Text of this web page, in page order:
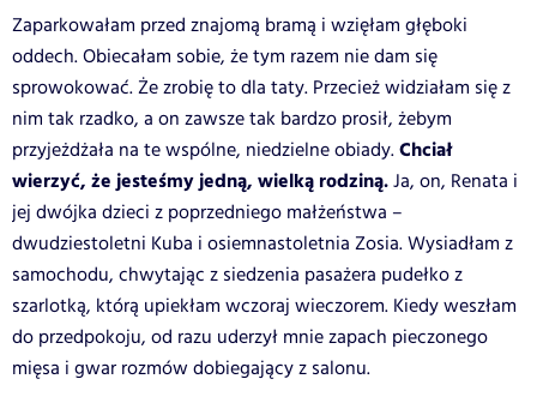
Zaparkowałam przed znajomą bramą i wzięłam głęboki
oddech. Obiecałam sobie, że tym razem nie dam się
sprowokować. Że zrobię to dla taty. Przecież widziałam się z
nim tak rzadko, a on zawsze tak bardzo prosił, żebym
przyjeżdżała na te wspólne, niedzielne obiady.Chciał
wierzyć, że jesteśmy jedną, wielką rodziną.Ja, on, Renata i
jej dwójka dzieci z poprzedniego małżeństwa –
dwudziestoletni Kuba i osiemnastoletnia Zosia. Wysiadłam z
samochodu, chwytając z siedzenia pasażera pudełko z
szarlotką, którą upiekłam wczoraj wieczorem. Kiedy weszłam
do przedpokoju, od razu uderzył mnie zapach pieczonego
mięsa i gwar rozmów dobiegający z salonu.